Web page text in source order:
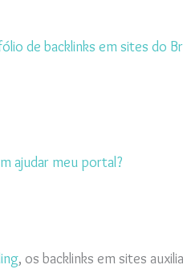
de backlinks em sites do
ajudar meu portal?
, os backlinks em sites